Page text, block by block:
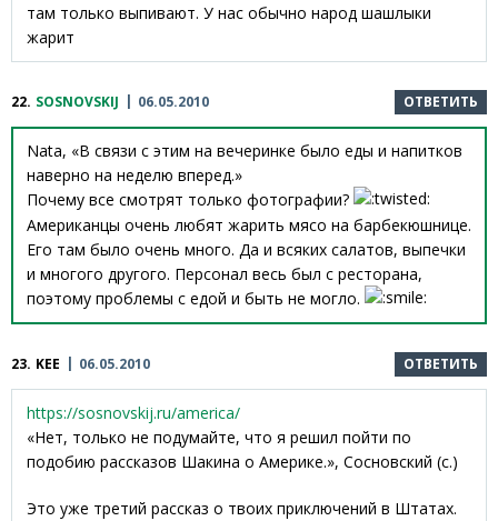
там только выпивают. У нас обычно народ шашлыки
жарит
22. SOSNOVSKIJ 06.05.2010 ОТВЕТИТЬ
Nata, «В связи с этим на вечеринке было еды и напитков
наверно на неделю вперед.»
Почему все смотрят только фотографии?
Американцы очень любят жарить мясо на барбекюшнице.
Его там было очень много. Да и всяких салатов, выпечки
и многого другого. Персонал весь был с ресторана,
поэтому проблемы с едой и быть не могло.
23. KEE 06.05.2010 ОТВЕТИТЬ
https://sosnovskij.ru/america/
«Нет, только не подумайте, что я решил пойти по
подобию рассказов Шакина о Америке.», Сосновский (с.)
Это уже третий рассказ о твоих приключений в Штатах.